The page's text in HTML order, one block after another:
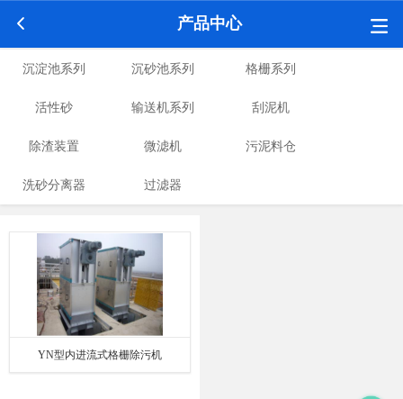
产品中心
沉淀池系列 沉砂池系列 格栅系列
活性砂 输送机系列 刮泥机
除渣装置 微滤机 污泥料仓
洗砂分离器 过滤器
YN型内进流式格栅除污机